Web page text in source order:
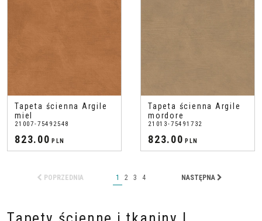
Tapeta ścienna Argile
miel
21007-75492548
823.00 PLN
Tapeta ścienna Argile
mordore
21013-75491732
823.00 PLN
POPRZEDNIA 1 2 3 4 NASTĘPNA